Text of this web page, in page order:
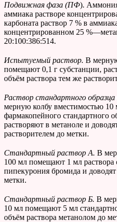
Подвижная фаза (ПФ).
аммиака растворе
карбоната раствор 7 % в
концентрированном 25
20:100:386:514.
Испытуемый раствор. В
помещают 0,1 г субстанции,
объём раствора тем же
Раствор стандартного образца
мерную колбу вместимостью
фармакопейного стандартного
растворяют в метаноле и
растворителем до метки.
Стандартный раствор А. В
100 мл помещают 1 мл раствора
пипекурония бромида и
метки.
Стандартный раствор Б. В
10 мл помещают 5 мл
объём раствора метанолом до